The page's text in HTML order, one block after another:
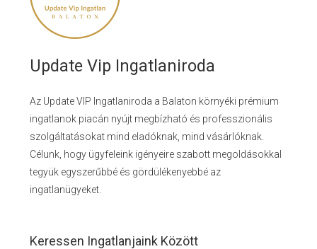
Update Vip Ingatlaniroda
Az Update VIP Ingatlaniroda a Balaton környéki prémium
ingatlanok piacán nyújt megbízható és professzionális
szolgáltatásokat mind eladóknak, mind vásárlóknak.
Célunk, hogy ügyfeleink igényeire szabott megoldásokkal
tegyük egyszerűbbé és gördülékenyebbé az
ingatlanügyeket.
Keressen Ingatlanjaink Között